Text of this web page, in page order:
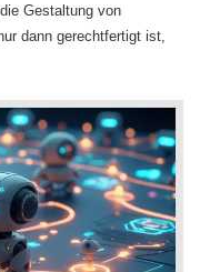
Gestaltung von
dann gerechtfertigt ist,